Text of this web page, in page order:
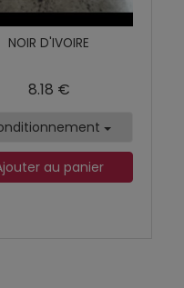
NOIR D'IVOIRE
8.18 €
au panier